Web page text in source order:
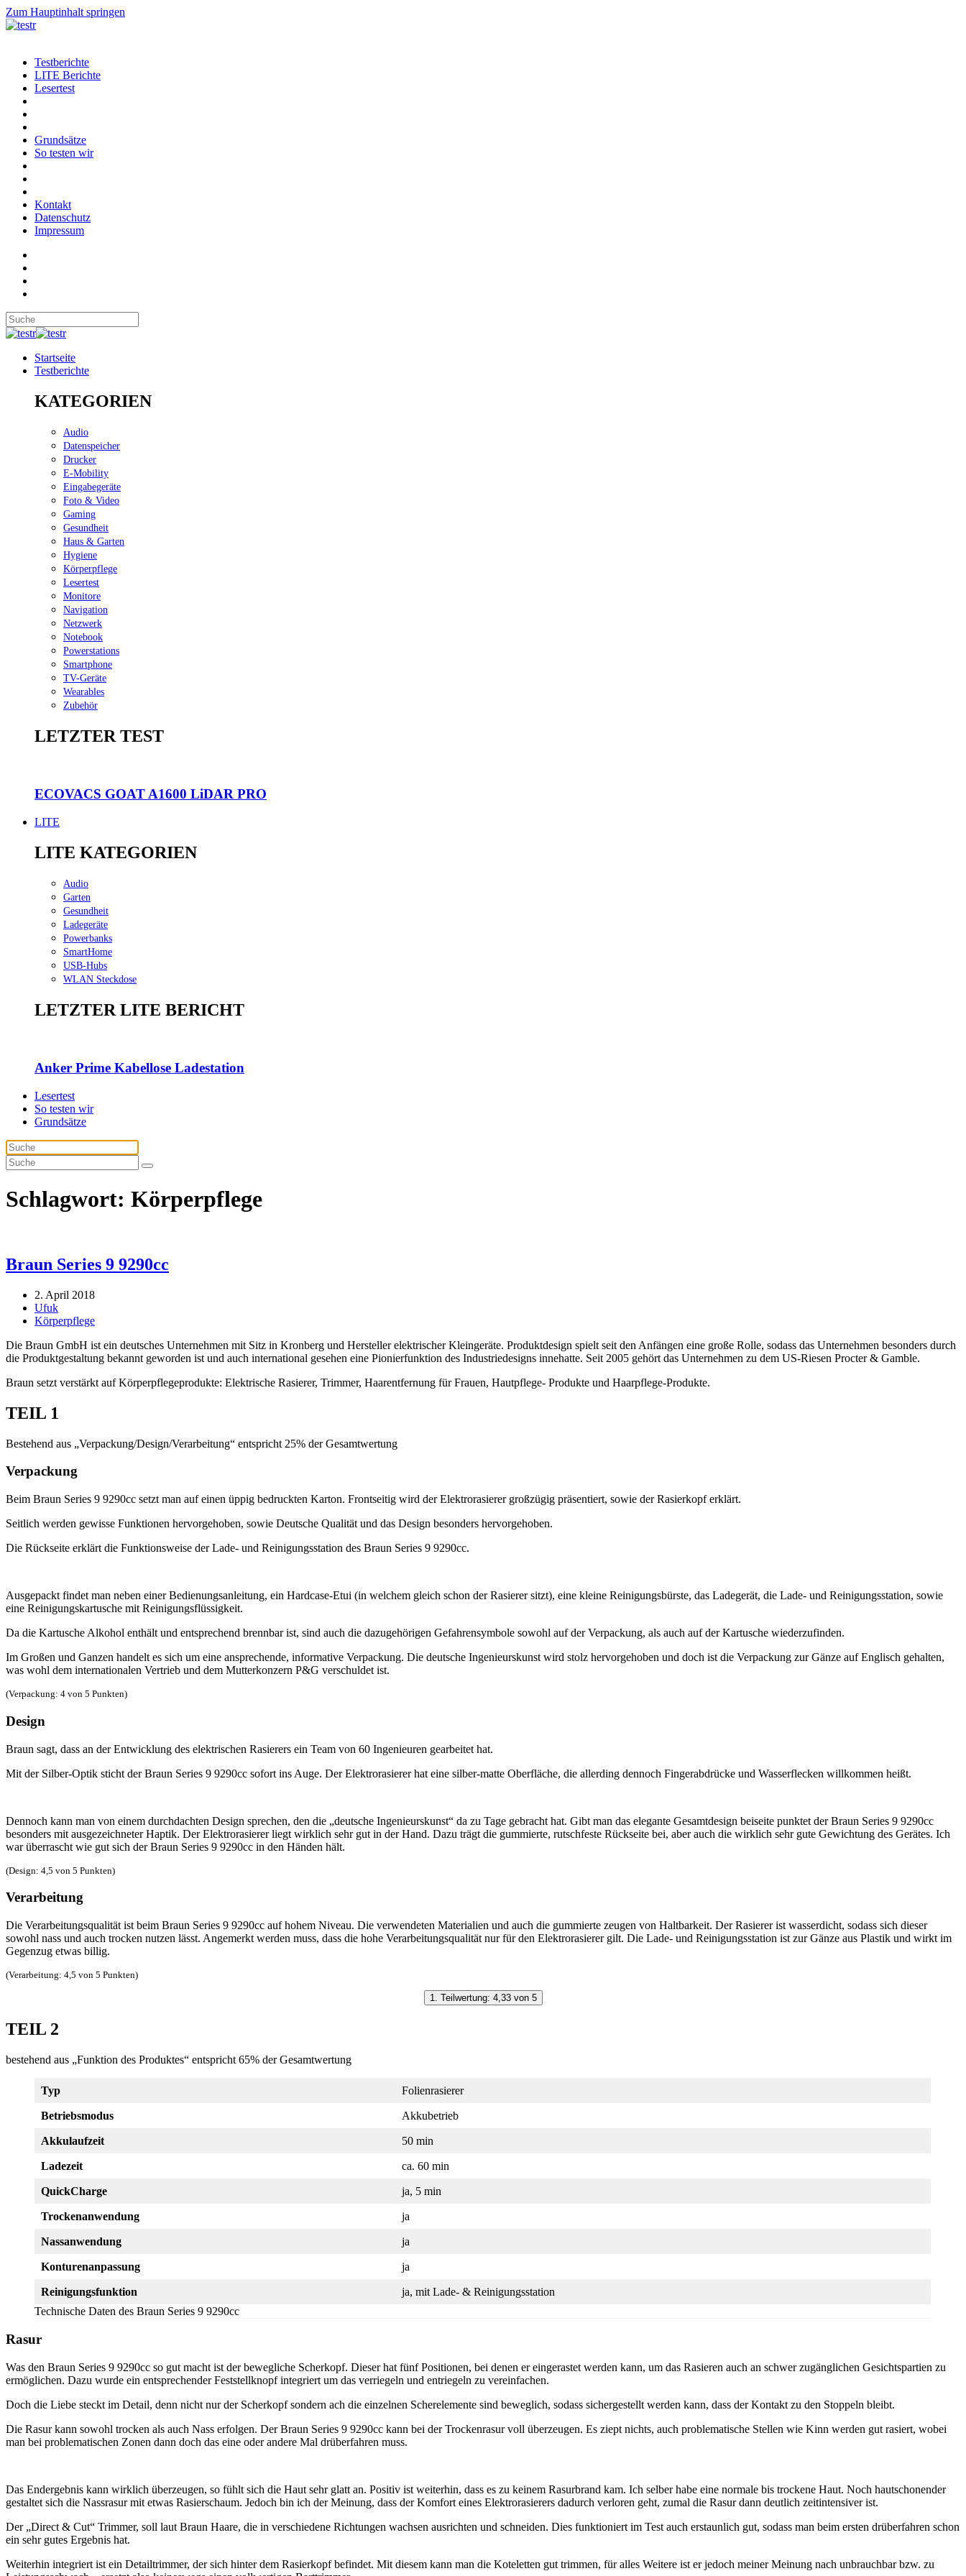
Zum Hauptinhalt springen
Testberichte
LITE Berichte
Lesertest
Grundsätze
So testen wir
Kontakt
Datenschutz
Impressum
Startseite
Testberichte
KATEGORIEN
Audio
Datenspeicher
Drucker
E-Mobility
Eingabegeräte
Foto & Video
Gaming
Gesundheit
Haus & Garten
Hygiene
Körperpflege
Lesertest
Monitore
Navigation
Netzwerk
Notebook
Powerstations
Smartphone
TV-Geräte
Wearables
Zubehör
LETZTER TEST
ECOVACS GOAT A1600 LiDAR PRO
LITE
LITE KATEGORIEN
Audio
Garten
Gesundheit
Ladegeräte
Powerbanks
SmartHome
USB-Hubs
WLAN Steckdose
LETZTER LITE BERICHT
Anker Prime Kabellose Ladestation
Lesertest
So testen wir
Grundsätze
Schlagwort: Körperpflege
Braun Series 9 9290cc
2. April 2018
Ufuk
Körperpflege
Die Braun GmbH ist ein deutsches Unternehmen mit Sitz in Kronberg und Hersteller elektrischer Kleingeräte. Produktdesign spielt seit den Anfängen eine große Rolle, sodass das Unternehmen besonders durch
die Produktgestaltung bekannt geworden ist und auch international gesehen eine Pionierfunktion des Industriedesigns innehatte. Seit 2005 gehört das Unternehmen zu dem US-Riesen Procter & Gamble.
Braun setzt verstärkt auf Körperpflegeprodukte: Elektrische Rasierer, Trimmer, Haarentfernung für Frauen, Hautpflege- Produkte und Haarpflege-Produkte.
TEIL 1
Bestehend aus „Verpackung/Design/Verarbeitung“ entspricht 25% der Gesamtwertung
Verpackung
Beim Braun Series 9 9290cc setzt man auf einen üppig bedruckten Karton. Frontseitig wird der Elektrorasierer großzügig präsentiert, sowie der Rasierkopf erklärt.
Seitlich werden gewisse Funktionen hervorgehoben, sowie Deutsche Qualität und das Design besonders hervorgehoben.
Die Rückseite erklärt die Funktionsweise der Lade- und Reinigungsstation des Braun Series 9 9290cc.
Ausgepackt findet man neben einer Bedienungsanleitung, ein Hardcase-Etui (in welchem gleich schon der Rasierer sitzt), eine kleine Reinigungsbürste, das Ladegerät, die Lade- und Reinigungsstation, sowie
eine Reinigungskartusche mit Reinigungsflüssigkeit.
Da die Kartusche Alkohol enthält und entsprechend brennbar ist, sind auch die dazugehörigen Gefahrensymbole sowohl auf der Verpackung, als auch auf der Kartusche wiederzufinden.
Im Großen und Ganzen handelt es sich um eine ansprechende, informative Verpackung. Die deutsche Ingenieurskunst wird stolz hervorgehoben und doch ist die Verpackung zur Gänze auf Englisch gehalten,
was wohl dem internationalen Vertrieb und dem Mutterkonzern P&G verschuldet ist.
(Verpackung: 4 von 5 Punkten)
Design
Braun sagt, dass an der Entwicklung des elektrischen Rasierers ein Team von 60 Ingenieuren gearbeitet hat.
Mit der Silber-Optik sticht der Braun Series 9 9290cc sofort ins Auge. Der Elektrorasierer hat eine silber-matte Oberfläche, die allerding dennoch Fingerabdrücke und Wasserflecken willkommen heißt.
Dennoch kann man von einem durchdachten Design sprechen, den die „deutsche Ingenieurskunst“ da zu Tage gebracht hat. Gibt man das elegante Gesamtdesign beiseite punktet der Braun Series 9 9290cc
besonders mit ausgezeichneter Haptik. Der Elektrorasierer liegt wirklich sehr gut in der Hand. Dazu trägt die gummierte, rutschfeste Rückseite bei, aber auch die wirklich sehr gute Gewichtung des Gerätes. Ich
war überrascht wie gut sich der Braun Series 9 9290cc in den Händen hält.
(Design: 4,5 von 5 Punkten)
Verarbeitung
Die Verarbeitungsqualität ist beim Braun Series 9 9290cc auf hohem Niveau. Die verwendeten Materialien und auch die gummierte zeugen von Haltbarkeit. Der Rasierer ist wasserdicht, sodass sich dieser
sowohl nass und auch trocken nutzen lässt. Angemerkt werden muss, dass die hohe Verarbeitungsqualität nur für den Elektrorasierer gilt. Die Lade- und Reinigungsstation ist zur Gänze aus Plastik und wirkt im
Gegenzug etwas billig.
(Verarbeitung: 4,5 von 5 Punkten)
1. Teilwertung: 4,33 von 5
TEIL 2
bestehend aus „Funktion des Produktes“ entspricht 65% der Gesamtwertung
Typ Folienrasierer
Betriebsmodus Akkubetrieb
Akkulaufzeit 50 min
Ladezeit ca. 60 min
QuickCharge ja, 5 min
Trockenanwendung ja
Nassanwendung ja
Konturenanpassung ja
Reinigungsfunktion
ja, mit Lade- & Reinigungsstation
Technische Daten des Braun Series 9 9290cc
Rasur
Was den Braun Series 9 9290cc so gut macht ist der bewegliche Scherkopf. Dieser hat fünf Positionen, bei denen er eingerastet werden kann, um das Rasieren auch an schwer zugänglichen Gesichtspartien zu
ermöglichen. Dazu wurde ein entsprechender Feststellknopf integriert um das verriegeln und entriegeln zu vereinfachen.
Doch die Liebe steckt im Detail, denn nicht nur der Scherkopf sondern ach die einzelnen Scherelemente sind beweglich, sodass sichergestellt werden kann, dass der Kontakt zu den Stoppeln bleibt.
Die Rasur kann sowohl trocken als auch Nass erfolgen. Der Braun Series 9 9290cc kann bei der Trockenrasur voll überzeugen. Es ziept nichts, auch problematische Stellen wie Kinn werden gut rasiert, wobei
man bei problematischen Zonen dann doch das eine oder andere Mal drüberfahren muss.
Das Endergebnis kann wirklich überzeugen, so fühlt sich die Haut sehr glatt an. Positiv ist weiterhin, dass es zu keinem Rasurbrand kam. Ich selber habe eine normale bis trockene Haut. Noch hautschonender
gestaltet sich die Nassrasur mit etwas Rasierschaum. Jedoch bin ich der Meinung, dass der Komfort eines Elektrorasierers dadurch verloren geht, zumal die Rasur dann deutlich zeitintensiver ist.
Der „Direct & Cut“ Trimmer, soll laut Braun Haare, die in verschiedene Richtungen wachsen ausrichten und schneiden. Dies funktioniert im Test auch erstaunlich gut, sodass man beim ersten drüberfahren schon
ein sehr gutes Ergebnis hat.
Weiterhin integriert ist ein Detailtrimmer, der sich hinter dem Rasierkopf befindet. Mit diesem kann man die Koteletten gut trimmen, für alles Weitere ist er jedoch meiner Meinung nach unbrauchbar bzw. zu